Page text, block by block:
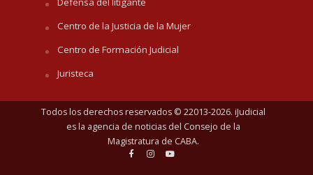
Centro de la Justicia de la Mujer
Centro de Formación Judicial
Juristeca
Todos los derechos reservados © 22013-2026. iJudicial
es la agencia de noticias del Consejo de la
Magistratura de CABA.